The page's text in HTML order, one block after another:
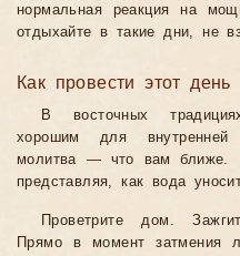
нормальная реакция на
отдыхайте в такие дни, не
Как провести этот день
В восточных
хорошим для
молитва — что вам ближе.
представляя, как вода
Проветрите дом.
Прямо в момент затмения